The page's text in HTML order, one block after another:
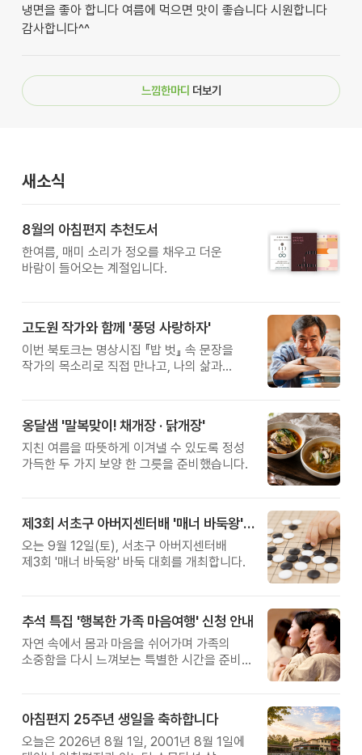
냉면을 좋아 합니다 여름에 먹으면 맛이 좋습니다 시원합니다
감사합니다^^
느낌한마디 더보기
새소식
8월의 아침편지 추천도서
한여름, 매미 소리가 정오를 채우고 더운
바람이 들어오는 계절입니다.
고도원 작가와 함께 '풍덩 사랑하자'
이번 북토크는 명상시집 『밥 벗』 속 문장을
작가의 목소리로 직접 만나고, 나의 삶과
옹달샘 '말복맞이! 채개장 · 닭개장'
지친 여름을 따뜻하게 이겨낼 수 있도록 정성
가득한 두 가지 보양 한 그릇을 준비했습니다.
제3회 서초구 아버지센터배 '매너 바둑왕' 대회
오는 9월 12일(토), 서초구 아버지센터배
제3회 '매너 바둑왕' 바둑 대회를 개최합니다.
추석 특집 '행복한 가족 마음여행' 신청 안내
자연 속에서 몸과 마음을 쉬어가며 가족의
소중함을 다시 느껴보는 특별한 시간을 준비해
아침편지 25주년 생일을 축하합니다
오늘은 2026년 8월 1일, 2001년 8월 1일에